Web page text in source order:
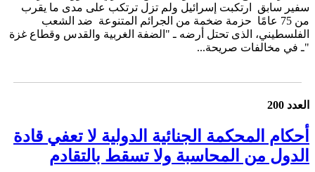
سفير سابق ارتكبت إسرائيل ولم تزل ترتكب على مدى ما يقرب
من 75 عامًا حزمة ضخمة من الجرائم المتنوعة ضد الشعب
الفلسطيني، الذى تحتل أرضه ـ "الضفة الغربية والقدس وقطاع غزة
"ـ في مخالفات صريحة...
العدد 200
أحكام المحكمة الجنائية الدولية لا تعفي قادة
الدول من المحاسبة ولا تسقط بالتقادم